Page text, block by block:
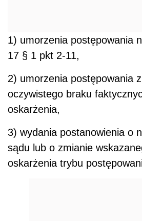
1) umorzenia postępowania
17 § 1 pkt 2-11,
2) umorzenia postępowania
oczywistego braku
oskarżenia,
3) wydania postanowienia o
sądu lub o zmianie
oskarżenia trybu